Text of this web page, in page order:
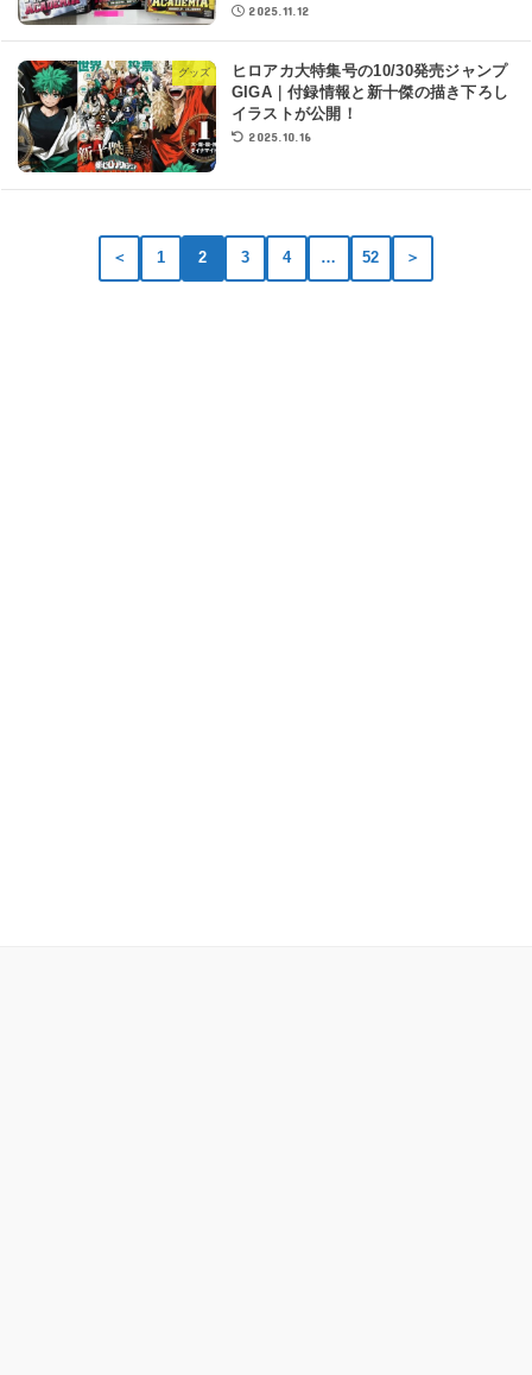
2025.11.12
グッズ
ヒロアカ大特集号の10/30発売ジャンプ
GIGA｜付録情報と新十傑の描き下ろし
イラストが公開！
2025.10.16
＜ 1 2 3 4 … 52 ＞